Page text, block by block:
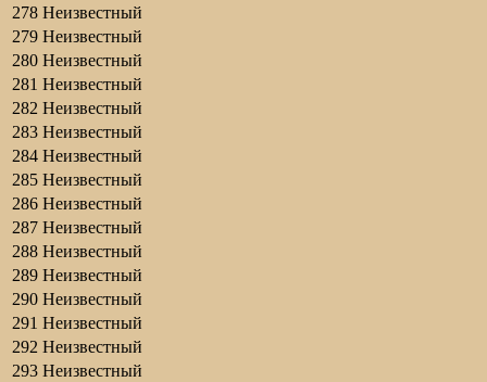
278 Неизвестный
279 Неизвестный
280 Неизвестный
281 Неизвестный
282 Неизвестный
283 Неизвестный
284 Неизвестный
285 Неизвестный
286 Неизвестный
287 Неизвестный
288 Неизвестный
289 Неизвестный
290 Неизвестный
291 Неизвестный
292 Неизвестный
293 Неизвестный